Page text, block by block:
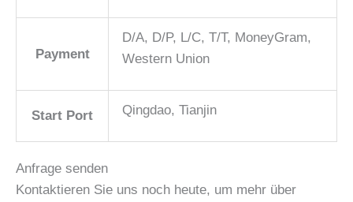
Payment
D/A, D/P, L/C, T/T, MoneyGram,
Western Union
Start Port Qingdao, Tianjin
Anfrage senden
Kontaktieren Sie uns noch heute, um mehr über